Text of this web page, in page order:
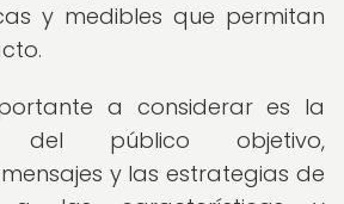
y medibles que permitan
a considerar es la
del público objetivo,
y las estrategias de